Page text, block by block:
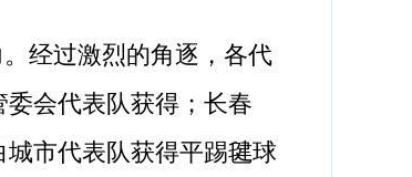
经过激烈的角逐，各代
会代表队获得；长春
市代表队获得平踢毽球